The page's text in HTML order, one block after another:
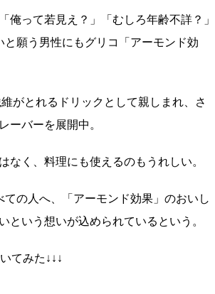
って若見え？」「むしろ年齢不詳？」
願う男性にもグリコ「アーモンド効
がとれるドリックとして親しまれ、さ
ーバーを展開中。
なく、料理にも使えるのもうれしい。
の人へ、「アーモンド効果」のおいし
という想いが込められているという。
てみた↓↓↓